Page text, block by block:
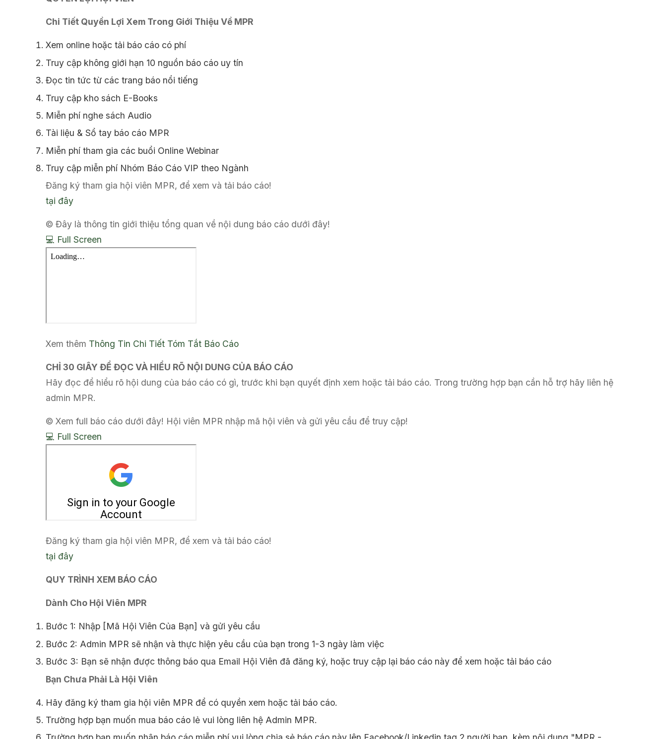
Chi Tiết Quyền Lợi Xem Trong Giới Thiệu Về MPR
Xem online hoặc tải báo cáo có phí
Truy cập không giới hạn 10 nguồn báo cáo uy tín
Đọc tin tức từ các trang báo nổi tiếng
Truy cập kho sách E-Books
Miễn phí nghe sách Audio
Tài liệu & Sổ tay báo cáo MPR
Miễn phí tham gia các buổi Online Webinar
Truy cập miễn phí Nhóm Báo Cáo VIP theo Ngành
Đăng ký tham gia hội viên MPR, để xem và tải báo cáo!
tại đây
© Đây là thông tin giới thiệu tổng quan về nội dung báo cáo dưới đây!
💻 Full Screen
Xem thêm Thông Tin Chi Tiết Tóm Tắt Báo Cáo
CHỈ 30 GIÂY ĐỂ ĐỌC VÀ HIỂU RÕ NỘI DUNG CỦA BÁO CÁO
Hãy đọc để hiểu rõ hội dung của báo cáo có gì, trước khi bạn quyết định xem hoặc tải báo cáo. Trong trường hợp bạn cần hỗ trợ hãy liên hệ
admin MPR.
© Xem full báo cáo dưới đây! Hội viên MPR nhập mã hội viên và gửi yêu cầu để truy cập!
💻 Full Screen
Đăng ký tham gia hội viên MPR, để xem và tải báo cáo!
tại đây
QUY TRÌNH XEM BÁO CÁO
Dành Cho Hội Viên MPR
Bước 1: Nhập [Mã Hội Viên Của Bạn] và gửi yêu cầu
Bước 2: Admin MPR sẽ nhận và thực hiện yêu cầu của bạn trong 1-3 ngày làm việc
Bước 3: Bạn sẽ nhận được thông báo qua Email Hội Viên đã đăng ký, hoặc truy cập lại báo cáo này để xem hoặc tải báo cáo
Bạn Chưa Phải Là Hội Viên
Hãy đăng ký tham gia hội viên MPR để có quyền xem hoặc tải báo cáo.
Trường hợp bạn muốn mua báo cáo lẻ vui lòng liên hệ Admin MPR.